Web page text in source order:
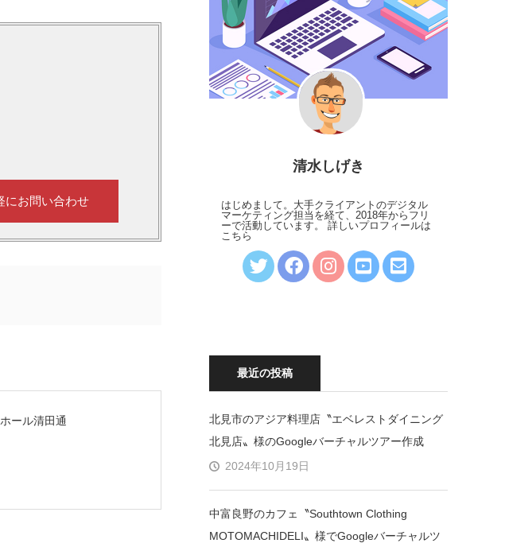
にお問い合わせ
ール清田通
清水しげき
はじめまして。大手クライアントのデジタル
マーケティング担当を経て、2018年からフリ
ーで活動しています。 詳しいプロフィールは
こちら
最近の投稿
北見市のアジア料理店〝エベレストダイニング
北見店〟様のGoogleバーチャルツアー作成
2024年10月19日
中富良野のカフェ〝Southtown Clothing
MOTOMACHIDELI〟様でGoogleバーチャルツ